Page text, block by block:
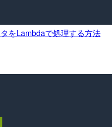
をLambdaで処理する方法